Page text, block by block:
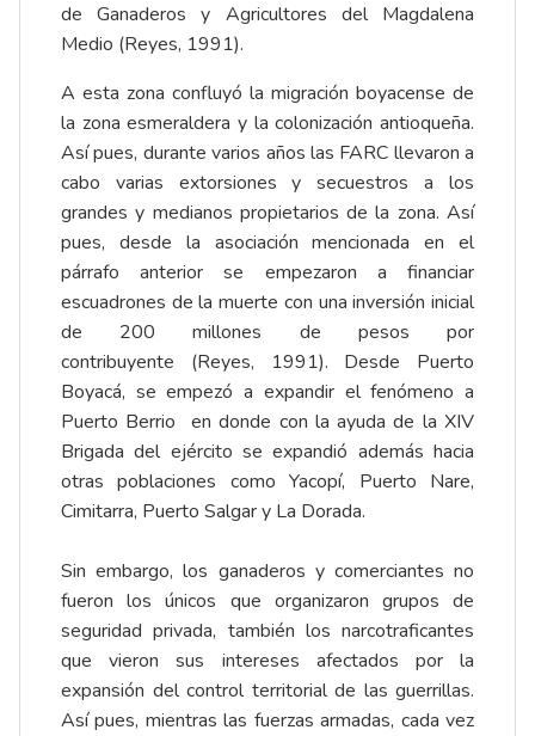
de Ganaderos y Agricultores del Magdalena
Medio (Reyes, 1991).
A esta zona confluyó la migración boyacense de
la zona esmeraldera y la colonización antioqueña.
Así pues, durante varios años las FARC llevaron a
cabo varias extorsiones y secuestros a los
grandes y medianos propietarios de la zona. Así
pues, desde la asociación mencionada en el
párrafo anterior se empezaron a financiar
escuadrones de la muerte con una inversión inicial
de 200 millones de pesos por
contribuyente (Reyes, 1991). Desde Puerto
Boyacá, se empezó a expandir el fenómeno a
Puerto Berrio en donde con la ayuda de la XIV
Brigada del ejército se expandió además hacia
otras poblaciones como Yacopí, Puerto Nare,
Cimitarra, Puerto Salgar y La Dorada.
Sin embargo, los ganaderos y comerciantes no
fueron los únicos que organizaron grupos de
seguridad privada, también los narcotraficantes
que vieron sus intereses afectados por la
expansión del control territorial de las guerrillas.
Así pues, mientras las fuerzas armadas, cada vez